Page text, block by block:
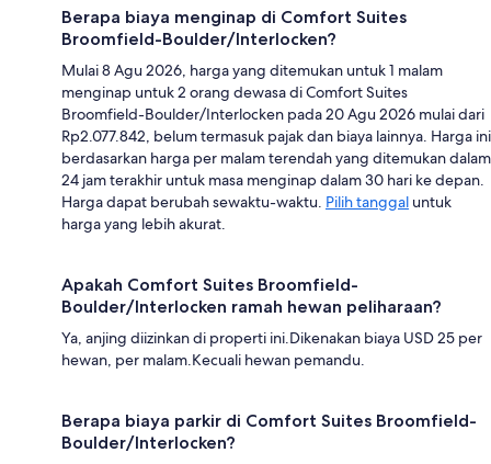
Berapa biaya menginap di Comfort Suites
Broomfield-Boulder/Interlocken?
Mulai 8 Agu 2026, harga yang ditemukan untuk 1 malam
menginap untuk 2 orang dewasa di Comfort Suites
Broomfield-Boulder/Interlocken pada 20 Agu 2026 mulai dari
Rp2.077.842, belum termasuk pajak dan biaya lainnya. Harga ini
berdasarkan harga per malam terendah yang ditemukan dalam
24 jam terakhir untuk masa menginap dalam 30 hari ke depan.
Harga dapat berubah sewaktu-waktu. Pilih tanggal untuk
harga yang lebih akurat.
Apakah Comfort Suites Broomfield-
Boulder/Interlocken ramah hewan peliharaan?
Ya, anjing diizinkan di properti ini.Dikenakan biaya USD 25 per
hewan, per malam.Kecuali hewan pemandu.
Berapa biaya parkir di Comfort Suites Broomfield-
Boulder/Interlocken?